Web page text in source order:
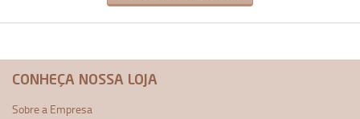
CONHEÇA NOSSA LOJA
Sobre a Empresa